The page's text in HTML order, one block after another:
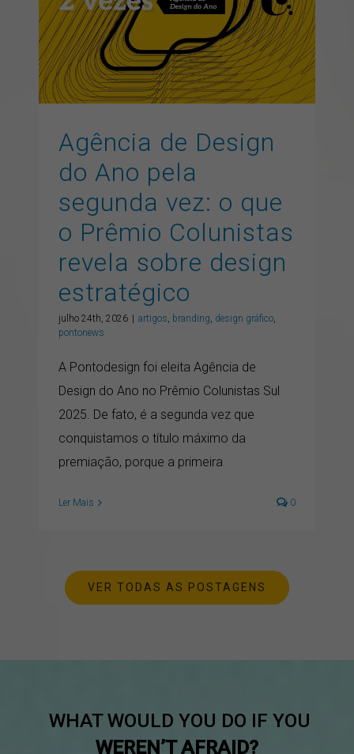
Prêmio Colunistas revela
sobre design estratégico
artigos branding design gráfico pontonews
Agência de Design
do Ano pela
segunda vez: o que
o Prêmio Colunistas
revela sobre design
estratégico
julho 24th, 2026 artigos, branding, design gráfico,
pontonews
A Pontodesign foi eleita Agência de
Design do Ano no Prêmio Colunistas Sul
2025. De fato, é a segunda vez que
conquistamos o título máximo da
premiação, porque a primeira
Ler Mais 0
VER TODAS AS POSTAGENS
WHAT WOULD YOU DO IF YOU
WEREN’T AFRAID?